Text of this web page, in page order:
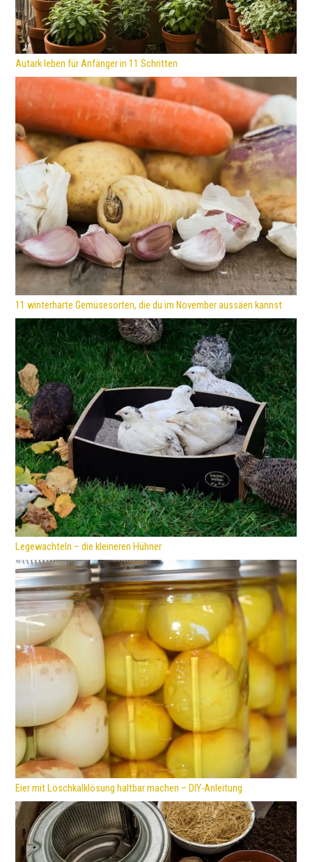
Autark leben für Anfänger in 11 Schritten
11 winterharte Gemüsesorten, die du im November aussäen kannst
Legewachteln – die kleineren Hühner
Eier mit Löschkalklösung haltbar machen – DIY-Anleitung